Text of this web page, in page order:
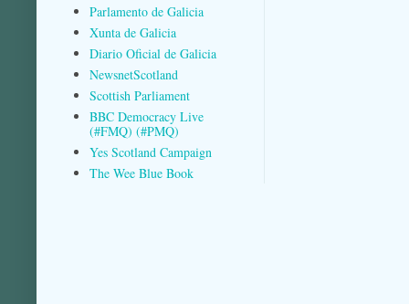
Parlamento de Galicia
Xunta de Galicia
Diario Oficial de Galicia
NewsnetScotland
Scottish Parliament
BBC Democracy Live
(#FMQ) (#PMQ)
Yes Scotland Campaign
The Wee Blue Book